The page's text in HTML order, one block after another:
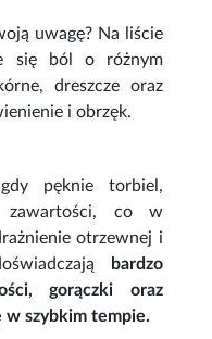
uwagę? Na liście
się ból o różnym
dreszcze oraz
i obrzęk.
gdy pęknie torbiel ,
co w
otrzewnej i
bardzo
gorączki oraz
w szybkim tempie.